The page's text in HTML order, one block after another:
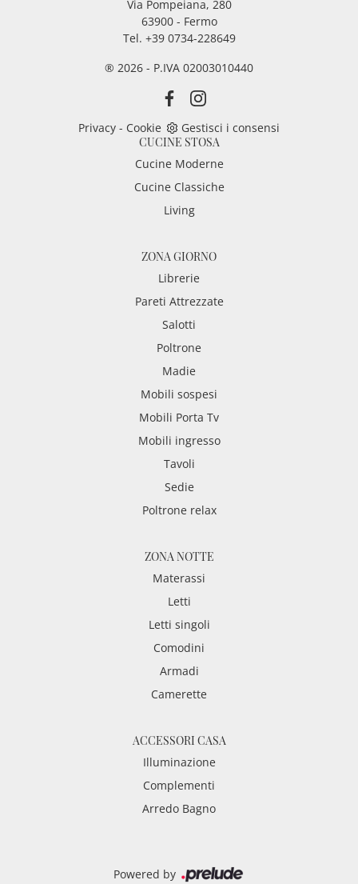
Via Pompeiana, 280
63900 - Fermo
Tel. +39 0734-228649
® 2026 - P.IVA 02003010440
Privacy - Cookie
Gestisci i consensi
CUCINE STOSA
Cucine Moderne
Cucine Classiche
Living
ZONA GIORNO
Librerie
Pareti Attrezzate
Salotti
Poltrone
Madie
Mobili sospesi
Mobili Porta Tv
Mobili ingresso
Tavoli
Sedie
Poltrone relax
ZONA NOTTE
Materassi
Letti
Letti singoli
Comodini
Armadi
Camerette
ACCESSORI CASA
Illuminazione
Complementi
Arredo Bagno
Powered by